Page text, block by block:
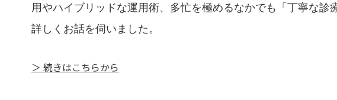
用やハイブリッドな運用術、多忙を極めるなかでも「丁寧な診
詳しくお話を伺いました。
＞ 続きはこちらから